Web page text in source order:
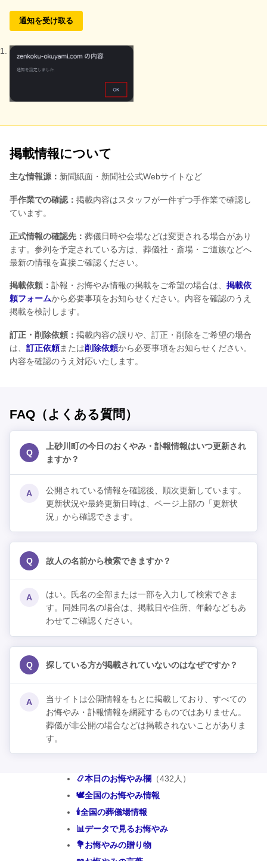
通知を受け取る
掲載情報について
主な情報源： 新聞紙面・新聞社公式Webサイトなど
手作業での確認： 掲載内容はスタッフが一件ずつ手作業で確認し
ています。
正式情報の確認先： 葬儀日時や会場などは変更される場合があり
ます。参列を予定されている方は、葬儀社・斎場・ご遺族などへ
最新の情報を直接ご確認ください。
掲載依頼： 訃報・お悔やみ情報の掲載をご希望の場合は、 掲載依
頼フォームから必要事項をお知らせください。内容を確認のうえ
掲載を検討します。
訂正・削除依頼： 掲載内容の誤りや、訂正・削除をご希望の場合
は、 訂正依頼または削除依頼から必要事項をお知らせください。
内容を確認のうえ対応いたします。
FAQ（よくある質問）
Q
上砂川町の今日のおくやみ・訃報情報はいつ更新され
ますか？
A
公開されている情報を確認後、順次更新しています。
更新状況や最終更新日時は、ページ上部の「更新状
況」から確認できます。
Q 故人の名前から検索できますか？
A
はい。氏名の全部または一部を入力して検索できま
す。同姓同名の場合は、掲載日や住所、年齢などもあ
わせてご確認ください。
Q 探している方が掲載されていないのはなぜですか？
A
当サイトは公開情報をもとに掲載しており、すべての
お悔やみ・訃報情報を網羅するものではありません。
葬儀が非公開の場合などは掲載されないことがありま
す。
📿本日のお悔やみ欄 （432人）
🕊️全国のお悔やみ情報
🕯️全国の葬儀場情報
📊データで見るお悔やみ
💐お悔やみの贈り物